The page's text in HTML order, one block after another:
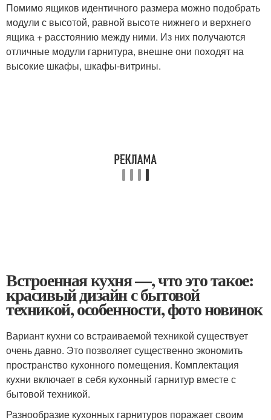
Помимо ящиков идентичного размера можно подобрать
модули с высотой, равной высоте нижнего и верхнего
ящика + расстоянию между ними. Из них получаются
отличные модули гарнитура, внешне они походят на
высокие шкафы, шкафы-витрины.
Встроенная кухня —, что это такое:
красивый дизайн с бытовой
техникой, особенности, фото новинок
Вариант кухни со встраиваемой техникой существует
очень давно. Это позволяет существенно экономить
пространство кухонного помещения. Комплектация
кухни включает в себя кухонный гарнитур вместе с
бытовой техникой.
Разнообразие кухонных гарнитуров поражает своим